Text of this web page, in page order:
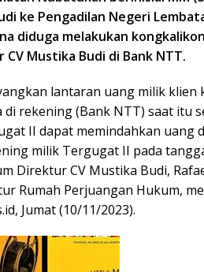
ke Pengadilan Negeri
diduga melakukan
CV Mustika Budi di Bank NTT.
lantaran uang milik klien
di rekening (Bank NTT) saat itu
II dapat memindahkan uang
milik Tergugat II pada
Direktur CV Mustika Budi,
Rumah Perjuangan Hukum,
Jumat (10/11/2023).